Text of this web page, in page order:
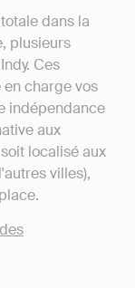
dans la
plusieurs
Ces
charge vos
indépendance
aux
localisé aux
villes),